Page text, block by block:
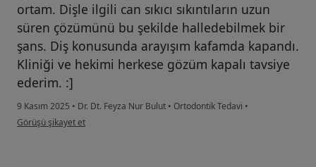
ortam. Dişle ilgili can sıkıcı sıkıntıların uzun
süren çözümünü bu şekilde halledebilmek bir
şans. Diş konusunda arayışım kafamda kapandı.
Kliniği ve hekimi herkese gözüm kapalı tavsiye
ederim. :]
9 Kasım 2025 • Dr. Dt. Feyza Nur Bulut • Ortodontik Tedavi •
kullanıcının görüşüne göre t.....
Görüşü şikayet et